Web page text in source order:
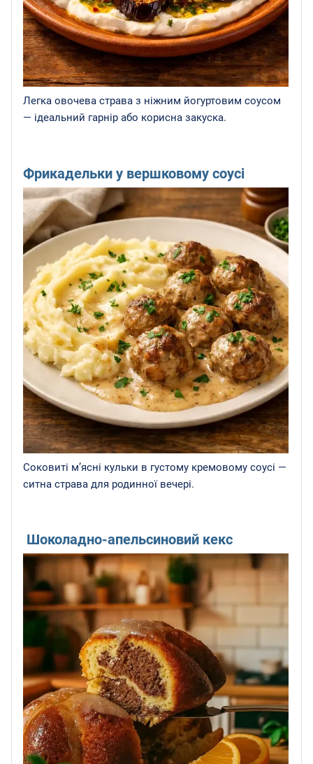
Легка овочева страва з ніжним йогуртовим соусом
— ідеальний гарнір або корисна закуска.
Фрикадельки у вершковому соусі
Соковиті м’ясні кульки в густому кремовому соусі —
ситна страва для родинної вечері.
Шоколадно-апельсиновий кекс